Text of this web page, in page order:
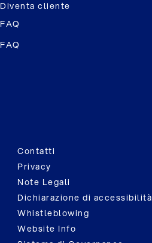
Diventa cliente
FAQ
FAQ
Contatti
Privacy
Note Legali
Dichiarazione di accessibilità
Whistleblowing
Website Info